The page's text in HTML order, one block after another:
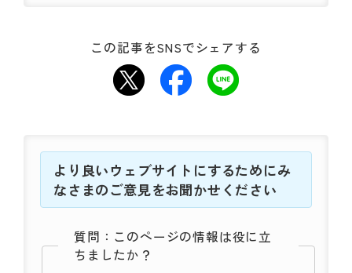
この記事をSNSでシェアする
より良いウェブサイトにするためにみ
なさまのご意見をお聞かせください
質問：このページの情報は役に立
ちましたか？